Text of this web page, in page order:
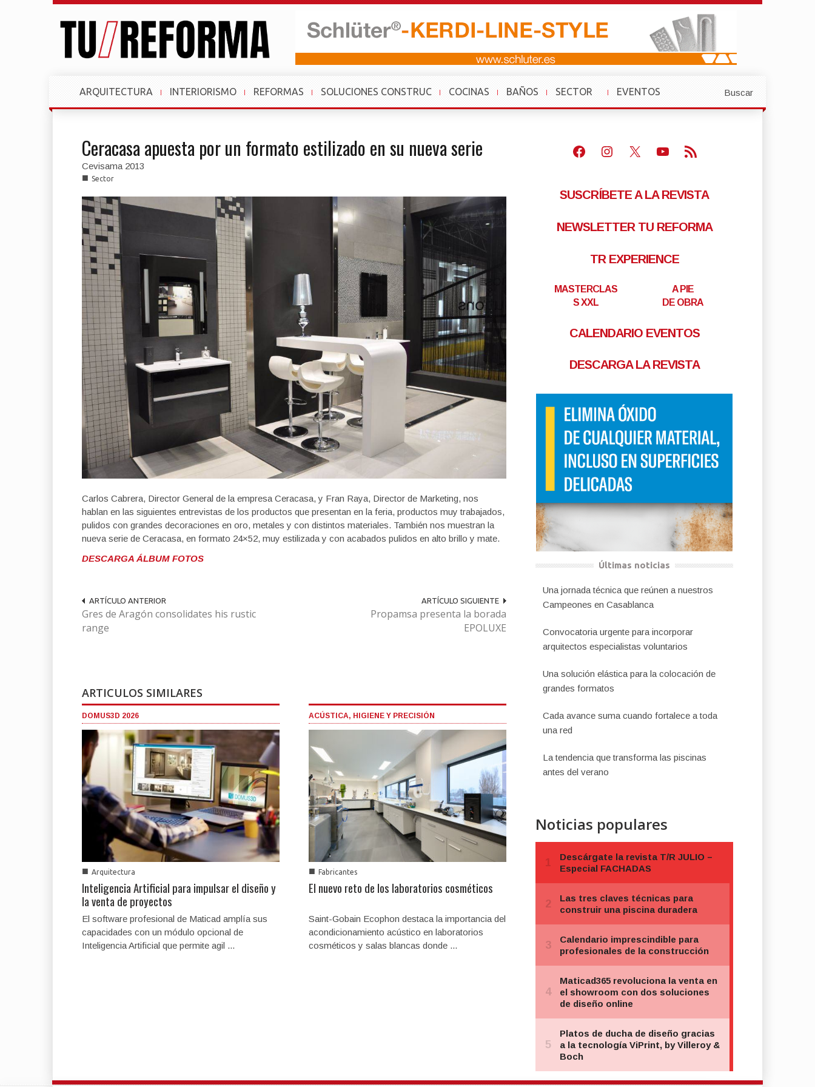
ARQUITECTURA INTERIORISMO REFORMAS SOLUCIONES CONSTRUC COCINAS BAÑOS
SECTOR
»
EVENTOS
»
Buscar
Ceracasa apuesta por un formato estilizado en su nueva serie
Cevisama 2013
■ Sector
Carlos Cabrera, Director General de la empresa Ceracasa, y Fran Raya, Director de Marketing, nos
hablan en las siguientes entrevistas de los productos que presentan en la feria, productos muy trabajados,
pulidos con grandes decoraciones en oro, metales y con distintos materiales. También nos muestran la
nueva serie de Ceracasa, en formato 24×52, muy estilizada y con acabados pulidos en alto brillo y mate.
DESCARGA ÁLBUM FOTOS
ARTÍCULO ANTERIOR
Gres de Aragón consolidates his rustic
range
ARTÍCULO SIGUIENTE
Propamsa presenta la borada
EPOLUXE
ARTICULOS SIMILARES
DOMUS3D 2026
■ Arquitectura
Inteligencia Artificial para impulsar el diseño y
la venta de proyectos
El software profesional de Maticad amplía sus
capacidades con un módulo opcional de
Inteligencia Artificial que permite agil ...
ACÚSTICA, HIGIENE Y PRECISIÓN
■ Fabricantes
El nuevo reto de los laboratorios cosméticos
Saint-Gobain Ecophon destaca la importancia del
acondicionamiento acústico en laboratorios
cosméticos y salas blancas donde ...
Facebook
Instagram
X Youtube
Feed RSS
SUSCRÍBETE A LA REVISTA
NEWSLETTER TU REFORMA
TR EXPERIENCE
MASTERCLAS
S XXL
A PIE
DE OBRA
CALENDARIO EVENTOS
DESCARGA LA REVISTA
Últimas noticias
Una jornada técnica que reúnen a nuestros
Campeones en Casablanca
Convocatoria urgente para incorporar
arquitectos especialistas voluntarios
Una solución elástica para la colocación de
grandes formatos
Cada avance suma cuando fortalece a toda
una red
La tendencia que transforma las piscinas
antes del verano
Noticias populares